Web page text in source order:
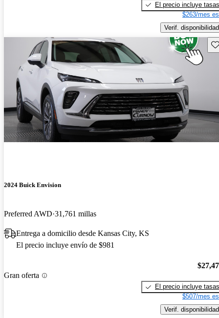
El precio incluye tasas
$263/mes
Verif. disponibilidad
2024 Buick Envision
Preferred AWD 31,761 millas
Entrega a domicilio desde Kansas City, KS
El precio incluye envío de $981
Gran oferta
El precio incluye tasas
$507/mes
Verif. disponibilidad